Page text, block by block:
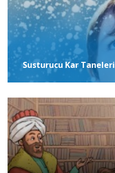
Susturucu Kar Taneleri